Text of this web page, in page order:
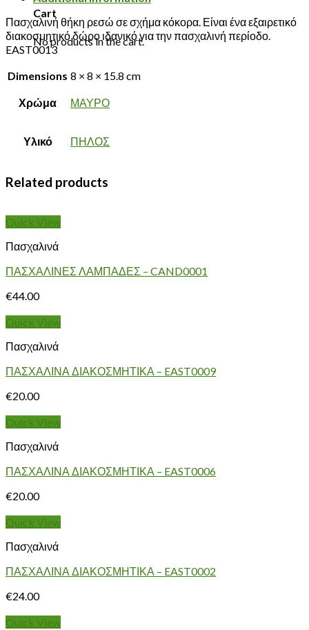
Cart
No products in the cart.
Πασχαλινή θήκη ρεσώ σε σχήμα κόκορα. Είναι ένα εξαιρετικό
διακοσμητικό δώρο ιδανικό για την πασχαλινή περίοδο.
EAST0013
Dimensions 8 × 8 × 15.8 cm
Χρώμα ΜΑΥΡΟ
Υλικό ΠΗΛΟΣ
Related products
Quick View
Πασχαλινά
ΠΑΣΧΑΛΙΝΕΣ ΛΑΜΠΑΔΕΣ – CAND0001
€44.00
Quick View
Πασχαλινά
ΠΑΣΧΑΛΙΝΑ ΔΙΑΚΟΣΜΗΤΙΚΑ – EAST0009
€20.00
Quick View
Πασχαλινά
ΠΑΣΧΑΛΙΝΑ ΔΙΑΚΟΣΜΗΤΙΚΑ – EAST0006
€20.00
Quick View
Πασχαλινά
ΠΑΣΧΑΛΙΝΑ ΔΙΑΚΟΣΜΗΤΙΚΑ – EAST0002
€24.00
Quick View